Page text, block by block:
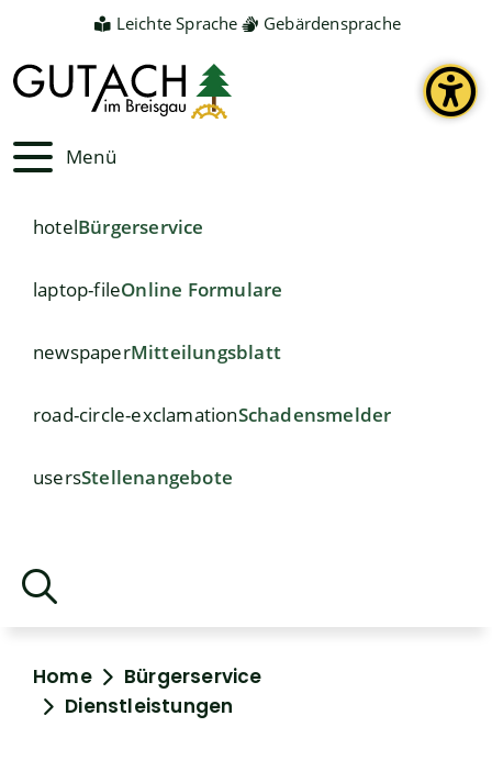
Leichte Sprache Gebärdensprache
Menü
hotelBürgerservice
laptop-fileOnline Formulare
newspaperMitteilungsblatt
road-circle-exclamationSchadensmelder
usersStellenangebote
Home
Bürgerservice
Dienstleistungen